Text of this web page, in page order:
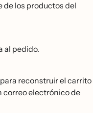
de los productos del
al pedido.
reconstruir el carrito
correo electrónico de